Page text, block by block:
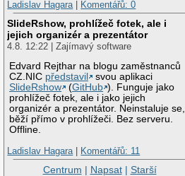
Ladislav Hagara| Komentářů: 0
SlideRshow, prohlížeč fotek, ale i
jejich organizér a prezentátor
4.8. 12:22 | Zajímavý software
Edvard Rejthar na blogu zaměstnanců
CZ.NIC představil
svou aplikaci
SlideRshow
(GitHub ). Funguje jako
prohlížeč fotek, ale i jako jejich
organizér a prezentátor. Neinstaluje se,
běží přímo v prohlížeči. Bez serveru.
Offline.
Ladislav Hagara| Komentářů: 11
Centrum | Napsat| Starší